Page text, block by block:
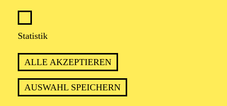
Statistik
ALLE AKZEPTIEREN
AUSWAHL SPEICHERN
TERMIN
Montag 22. März 2027
Dienstag 23. März 2027
Mittwoch 24. März 2027